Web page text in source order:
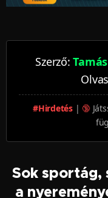
Szerző:Tamás
#Hirdetés|🔞
Sok sportág,
a